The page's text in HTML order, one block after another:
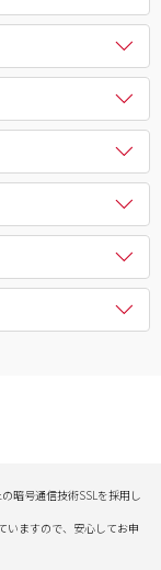
検定
・VBA・Jav
暗号通信技術SSLを採用し
いますので、安心してお申